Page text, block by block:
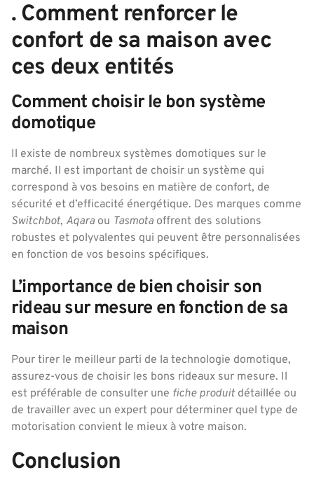
. Comment renforcer le
confort de sa maison avec
ces deux entités
Comment choisir le bon système
domotique
Il existe de nombreux systèmes domotiques sur le
marché. Il est important de choisir un système qui
correspond à vos besoins en matière de confort, de
sécurité et d’efficacité énergétique. Des marques comme
Switchbot, Aqara ou Tasmota offrent des solutions
robustes et polyvalentes qui peuvent être personnalisées
en fonction de vos besoins spécifiques.
L’importance de bien choisir son
rideau sur mesure en fonction de sa
maison
Pour tirer le meilleur parti de la technologie domotique,
assurez-vous de choisir les bons rideaux sur mesure. Il
est préférable de consulter une fiche produitdétaillée ou
de travailler avec un expert pour déterminer quel type de
motorisation convient le mieux à votre maison.
Conclusion